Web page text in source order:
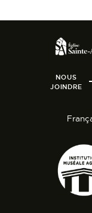
NOUS
JOINDRE